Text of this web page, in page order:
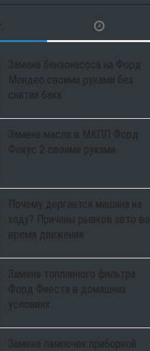
Замена бензонасоса на Форд
Мондео своими руками без
снятия бака
Замена масла в МКПП Форд
Фокус 2 своими руками
Почему дергается машина на
ходу? Причины рывков авто во
время движения
Замена топливного фильтра
Форд Фиеста в домашних
условиях
Замена лампочек приборной